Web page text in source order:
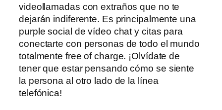
videollamadas con extraños que no te
dejarán indiferente. Es principalmente una
purple social de vídeo chat y citas para
conectarte con personas de todo el mundo
totalmente free of charge. ¡Olvídate de
tener que estar pensando cómo se siente
la persona al otro lado de la línea
telefónica!